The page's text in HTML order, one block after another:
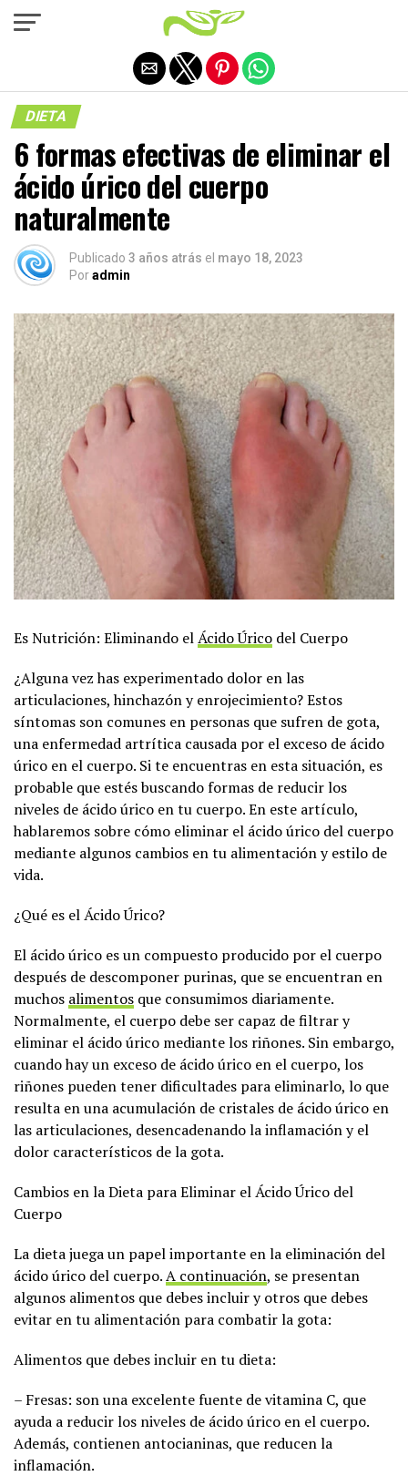
DIETA
6 formas efectivas de eliminar el
ácido úrico del cuerpo
naturalmente
Publicado 3 años atrás el mayo 18, 2023
Poradmin
Es Nutrición: Eliminando elÁcido Úrico del Cuerpo
¿Alguna vez has experimentado dolor en las
articulaciones, hinchazón y enrojecimiento? Estos
síntomas son comunes en personas que sufren de gota,
una enfermedad artrítica causada por el exceso de ácido
úrico en el cuerpo. Si te encuentras en esta situación, es
probable que estés buscando formas de reducir los
niveles de ácido úrico en tu cuerpo. En este artículo,
hablaremos sobre cómo eliminar el ácido úrico del cuerpo
mediante algunos cambios en tu alimentación y estilo de
vida.
¿Qué es el Ácido Úrico?
El ácido úrico es un compuesto producido por el cuerpo
después de descomponer purinas, que se encuentran en
muchos alimentos que consumimos diariamente.
Normalmente, el cuerpo debe ser capaz de filtrar y
eliminar el ácido úrico mediante los riñones. Sin embargo,
cuando hay un exceso de ácido úrico en el cuerpo, los
riñones pueden tener dificultades para eliminarlo, lo que
resulta en una acumulación de cristales de ácido úrico en
las articulaciones, desencadenando la inflamación y el
dolor característicos de la gota.
Cambios en la Dieta para Eliminar el Ácido Úrico del
Cuerpo
La dieta juega un papel importante en la eliminación del
ácido úrico del cuerpo.A continuación, se presentan
algunos alimentos que debes incluir y otros que debes
evitar en tu alimentación para combatir la gota:
Alimentos que debes incluir en tu dieta:
– Fresas: son una excelente fuente de vitamina C, que
ayuda a reducir los niveles de ácido úrico en el cuerpo.
Además, contienen antocianinas, que reducen la
inflamación.
Salir de la versión móvil